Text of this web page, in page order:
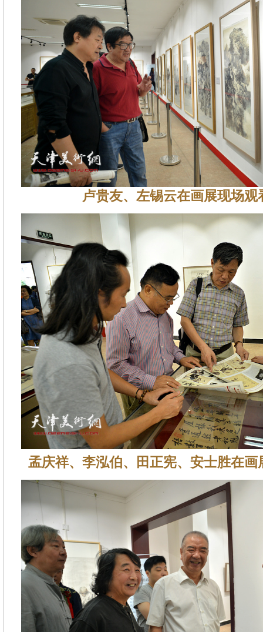
卢贵友、左锡云在画展现场观
孟庆祥、李泓伯、田正宪、安士胜在